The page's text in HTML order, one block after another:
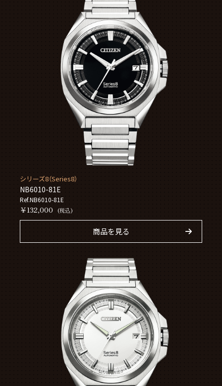
シリーズ8（Series8）
NB6010-81E
Ref.NB6010-81E
￥132,000 (税込)
商品を見る